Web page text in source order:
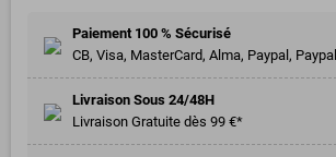
Paiement 100 % Sécurisé
CB, Visa, MasterCard, Alma, Paypal,
Livraison Sous 24/48H
Livraison Gratuite dès 99 €*